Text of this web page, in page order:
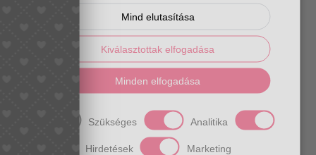
Divatos oldaltáska. Egy rekeszes,elöl és hátul
cipzáras zseb.Az oldala bővíthető a cipzár
LengyelországSzín:zöld,csau barna.
Méret:szé 19 x ma 20,5 x
mé 2-5 cm
Mind elutasítása
Kiválasztottak elfogadása
Minden elfogadása
Szükséges Analitika
Hirdetések Marketing